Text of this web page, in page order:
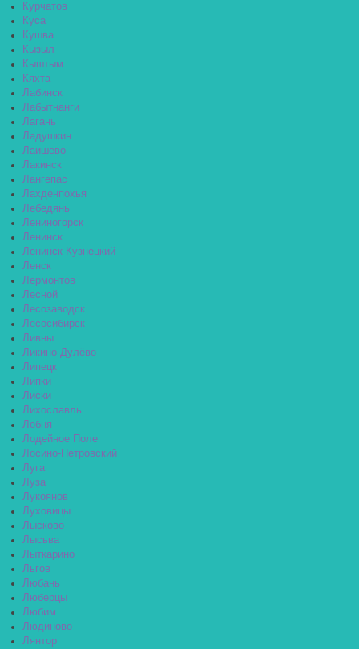
Курчатов
Куса
Кушва
Кызыл
Кыштым
Кяхта
Лабинск
Лабытнанги
Лагань
Ладушкин
Лаишево
Лакинск
Лангепас
Лахденпохья
Лебедянь
Лениногорск
Ленинск
Ленинск-Кузнецкий
Ленск
Лермонтов
Лесной
Лесозаводск
Лесосибирск
Ливны
Ликино-Дулёво
Липецк
Липки
Лиски
Лихославль
Лобня
Лодейное Поле
Лосино-Петровский
Луга
Луза
Лукоянов
Луховицы
Лысково
Лысьва
Лыткарино
Льгов
Любань
Люберцы
Любим
Людиново
Лянтор